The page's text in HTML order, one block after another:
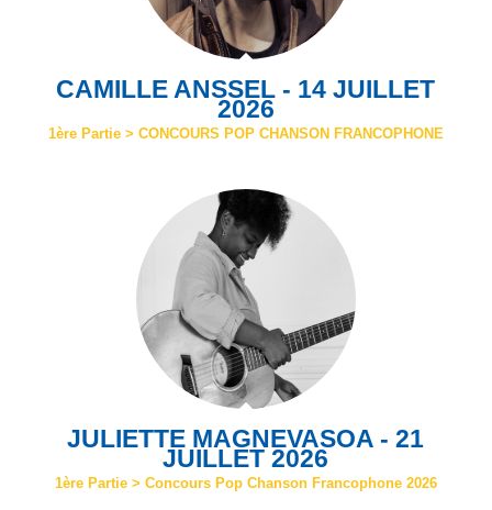
CAMILLE ANSSEL - 14 JUILLET
2026
1ère Partie > CONCOURS POP CHANSON FRANCOPHONE
JULIETTE MAGNEVASOA - 21
JUILLET 2026
1ère Partie > Concours Pop Chanson Francophone 2026